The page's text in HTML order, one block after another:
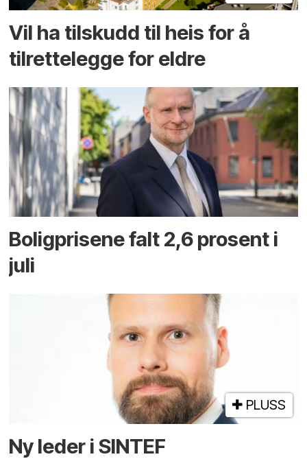
Vil ha tilskudd til heis for å
tilrettelegge for eldre
Boligprisene falt 2,6 prosent i
juli
PLUSS
Ny leder i SINTEF